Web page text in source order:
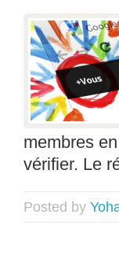
membres
vérifier. Le
Posted by